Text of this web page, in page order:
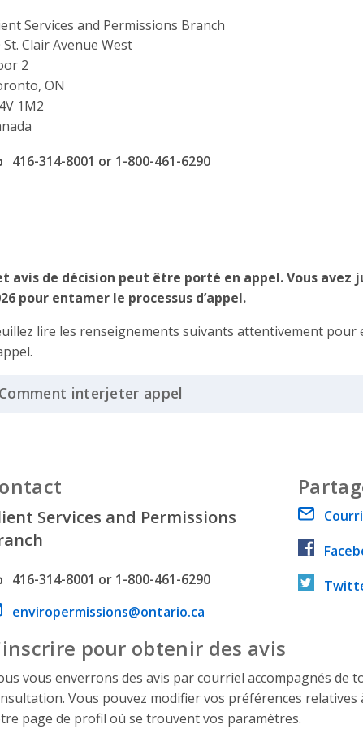
Services and Permissions Branch
St. Clair Avenue West
2
ON
1M2
phone number
416-314-8001 or 1-800-461-6290
avis de décision peut être porté en appel. Vous avez
pour entamer le processus d’appel.
lire les renseignements suivants attentivement pour
Comment interjeter appel
Services and Permissions
number
416-314-8001 or 1-800-461-6290
address
enviropermissions@ontario.ca
pour obtenir des avis
vous enverrons des avis par courriel accompagnés de
Vous pouvez modifier vos préférences
page de profil où se trouvent vos paramètres.